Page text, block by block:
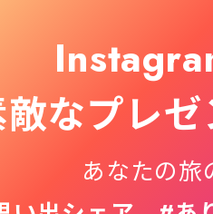
なプレ
あなたの旅